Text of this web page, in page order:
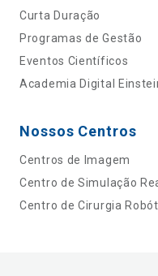
Curta Duração
Programas de Gestão
Eventos Científicos
Academia Digital
Nossos Centros
Centros de Imagem
Centro de Simulação
Centro de Cirurgia